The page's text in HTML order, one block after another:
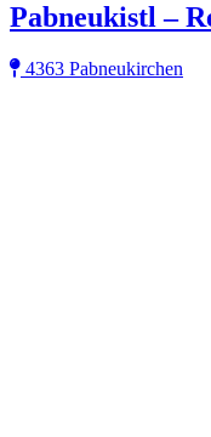
Pabneukistl –
4363 Pabneukirchen